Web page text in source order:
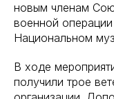
новым членам
военной
Национальном
В ходе
получили трое